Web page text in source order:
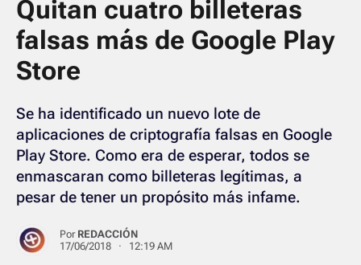
Quitan cuatro billeteras
falsas más de Google Play
Store
Se ha identificado un nuevo lote de
aplicaciones de criptografía falsas en Google
Play Store. Como era de esperar, todos se
enmascaran como billeteras legítimas, a
pesar de tener un propósito más infame.
Por REDACCIÓN
17/06/2018 · 12:19 AM